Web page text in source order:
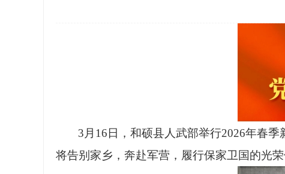
3月16日，和硕县人武部举行2026年春
将告别家乡，奔赴军营，履行保家卫国的光